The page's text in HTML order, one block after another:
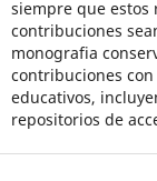
siempre que estos
contribuciones
monografia
contribuciones
educativos,
repositorios de